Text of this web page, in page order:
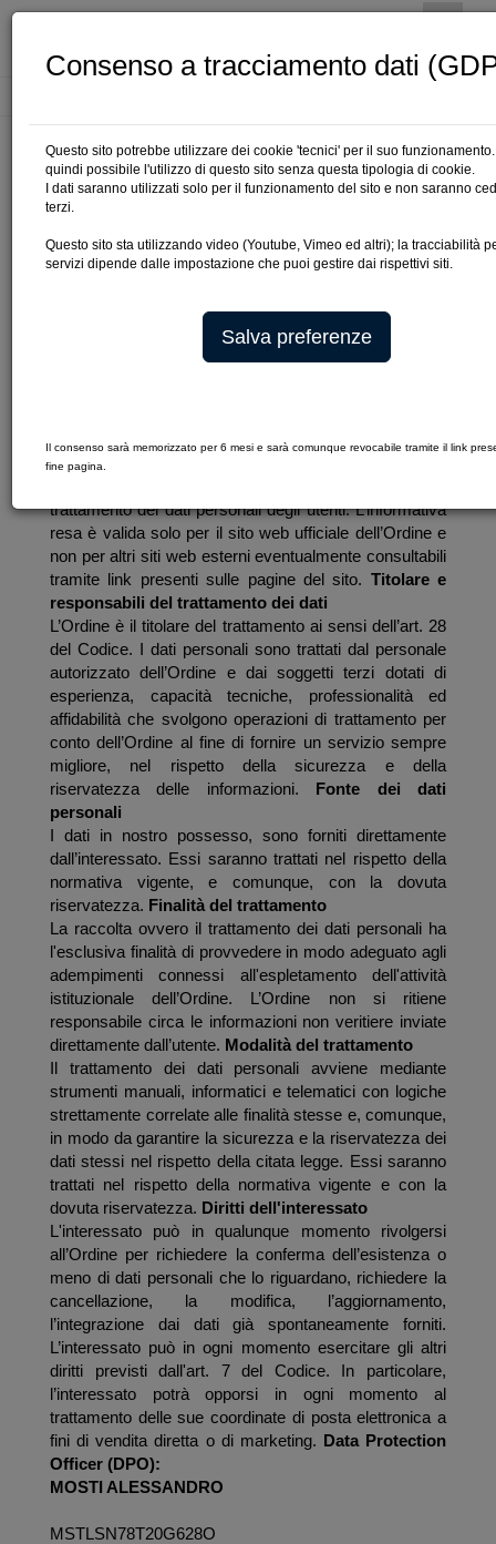
Ai sensi del comma 7 dell'art. 37 del regolamento
“Ordine”) secondo quanto disciplinato dal D.Lgs.
196/2003 "Codice in materia di protezione dei dati
trattamento dei dati personali degli utenti. L’informativa
resa è valida solo per il sito web ufficiale dell’Ordine e
non per altri siti web esterni eventualmente consultabili
tramite link presenti sulle pagine del sito. Titolare e
responsabili del trattamento dei dati
L’Ordine è il titolare del trattamento ai sensi dell’art. 28
del Codice. I dati personali sono trattati dal personale
autorizzato dell’Ordine e dai soggetti terzi dotati di
esperienza, capacità tecniche, professionalità ed
affidabilità che svolgono operazioni di trattamento per
conto dell’Ordine al fine di fornire un servizio sempre
migliore, nel rispetto della sicurezza e della
riservatezza delle informazioni. Fonte dei dati
personali
I dati in nostro possesso, sono forniti direttamente
dall’interessato. Essi saranno trattati nel rispetto della
normativa vigente, e comunque, con la dovuta
riservatezza. Finalità del trattamento
La raccolta ovvero il trattamento dei dati personali ha
l'esclusiva finalità di provvedere in modo adeguato agli
adempimenti connessi all'espletamento dell'attività
istituzionale dell’Ordine. L’Ordine non si ritiene
responsabile circa le informazioni non veritiere inviate
direttamente dall’utente. Modalità del trattamento
Il trattamento dei dati personali avviene mediante
strumenti manuali, informatici e telematici con logiche
strettamente correlate alle finalità stesse e, comunque,
in modo da garantire la sicurezza e la riservatezza dei
dati stessi nel rispetto della citata legge. Essi saranno
trattati nel rispetto della normativa vigente e con la
dovuta riservatezza. Diritti dell'interessato
L'interessato può in qualunque momento rivolgersi
all’Ordine per richiedere la conferma dell’esistenza o
meno di dati personali che lo riguardano, richiedere la
cancellazione, la modifica, l’aggiornamento,
l’integrazione dai dati già spontaneamente forniti.
L’interessato può in ogni momento esercitare gli altri
diritti previsti dall'art. 7 del Codice. In particolare,
l’interessato potrà opporsi in ogni momento al
trattamento delle sue coordinate di posta elettronica a
fini di vendita diretta o di marketing. Data Protection
Officer (DPO):
MOSTI ALESSANDRO
MSTLSN78T20G628O
Consenso a tracciamento dati
Questo sito potrebbe utilizzare dei cookie 'tecnici' per il suo
quindi possibile l'utilizzo di questo sito senza questa tipologia di cookie.
I dati saranno utilizzati solo per il funzionamento del sito e non saranno
terzi.
Questo sito sta utilizzando video (Youtube, Vimeo ed altri); la tracciabilità
servizi dipende dalle impostazione che puoi gestire dai rispettivi siti.
Salva preferenze
Il consenso sarà memorizzato per 6 mesi e sarà comunque revocabile tramite il link
fine pagina.